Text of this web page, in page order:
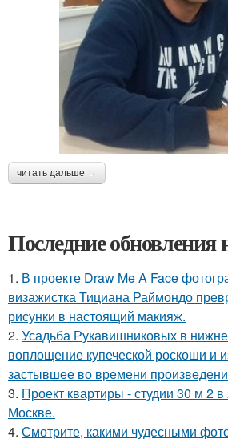
читать дальше →
Последние обновления
1. В проекте Draw Me A Face
визажистка Тициана Раймондо
рисунки в настоящий макияж.
2. Усадьба Рукавишниковых в
воплощение купеческой роскоши и
застывшее во времени
3. Проект квартиры - студии 30 м 2
Москве.
4. Смотрите, какими чудесными